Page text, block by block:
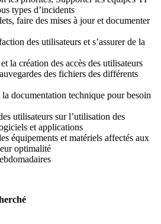
types d’incidents
faire des mises à jour et documenter
des utilisateurs et s’assurer de la
la création des accès des utilisateurs
des fichiers des différents
documentation technique pour besoin
utilisateurs sur l’utilisation des
et applications
équipements et matériels affectés aux
optimalité